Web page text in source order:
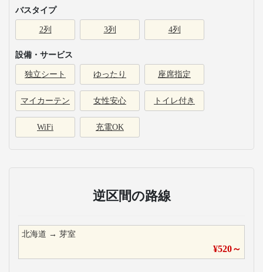
バスタイプ
2列 3列 4列
設備・サービス
独立シート ゆったり 座席指定
マイカーテン 女性安心 トイレ付き
WiFi 充電OK
逆区間の路線
北海道 → 芽室
¥520～